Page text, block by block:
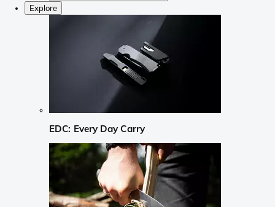
Explore
EDC: Every Day Carry